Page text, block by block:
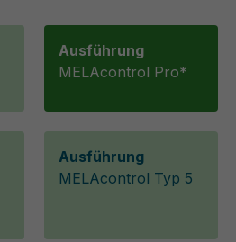
Ausführung
MELAcontrol Pro*
Ausführung
MELAcontrol Typ 5